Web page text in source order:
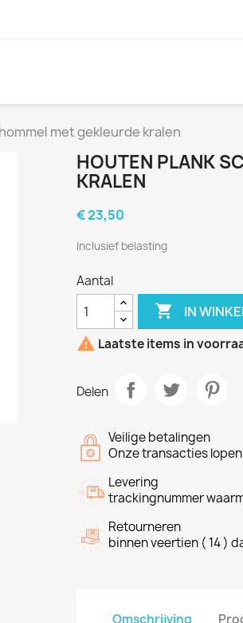
met gekleurde kralen
HOUTEN PLANK
KRALEN
€ 23,50
Inclusief belasting
Aantal
 IN
 Laatste items in
Delen
Veilige betalingen
Onze transacties
Levering
trackingnummer
Retourneren
binnen veertien ( 14 )
Omschrijving